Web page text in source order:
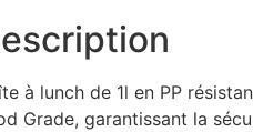
à lunch de 1l en PP
Grade, garantissant la